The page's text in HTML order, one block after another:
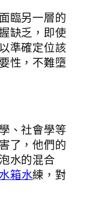
臨另一層的
缺乏，即使
準確定位該
性，不難墮
、社會學等
了，他們的
水的混合
水箱水練，對